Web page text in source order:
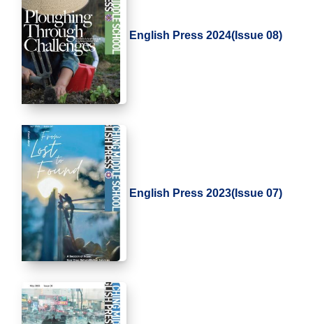
English Press 2024(Issue 08)
English Press 2023(Issue 07)